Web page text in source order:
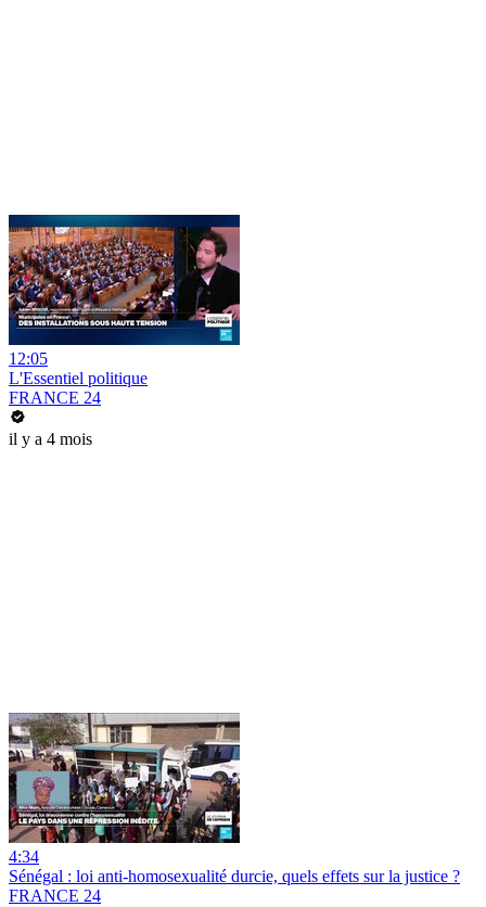
12:05
L'Essentiel politique
FRANCE 24
il y a 4 mois
4:34
Sénégal : loi anti-homosexualité durcie, quels effets sur la justice ?
FRANCE 24